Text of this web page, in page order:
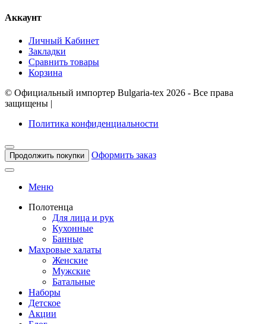
Аккаунт
Личный Кабинет
Закладки
Сравнить товары
Корзина
© Официальный импортер Bulgaria-tex 2026 - Все права
защищены |
Политика конфиденциальности
Продолжить покупки Оформить заказ
Меню
Полотенца
Для лица и рук
Кухонные
Банные
Махровые халаты
Женские
Мужские
Батальные
Наборы
Детское
Акции